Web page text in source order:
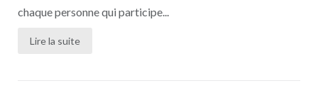
chaque personne qui participe...
Lire la suite